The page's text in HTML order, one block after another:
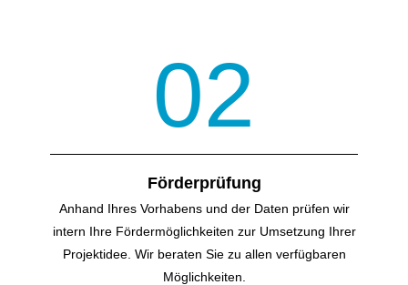
02
Förderprüfung
Anhand Ihres Vorhabens und der Daten prüfen wir
intern Ihre Förder­möglichkeiten zur Umsetzung Ihrer
Projektidee. Wir beraten Sie zu allen verfügbaren
Möglichkeiten.